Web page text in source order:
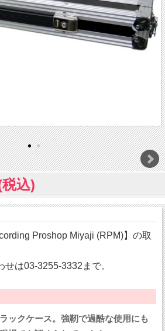
込)
Proshop Miyaji (RPM)】の取
は03-3255-3332まで。
ックケース。強靭で過酷な使用にも